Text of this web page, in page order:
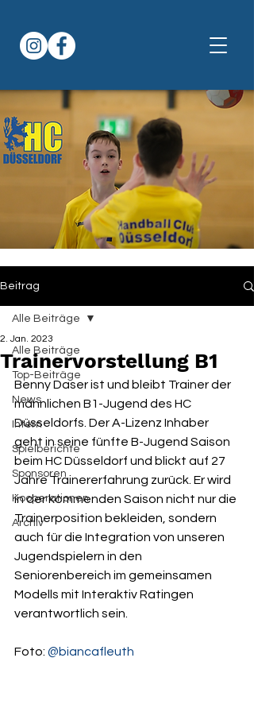
Beitrag
Alle Beiträge
Top-Beiträge
News
Intern
Spielberichte
Sponsoren
Kooperationen
Archiv
Alle Beiträge
Trainervorstellung B1
2. Jan. 2023
Benny Daser ist und bleibt Trainer der
männlichen B1-Jugend des HC
Düsseldorfs. Der A-Lizenz Inhaber
geht in seine fünfte B-Jugend Saison
beim HC Düsseldorf und blickt auf 27
Jahre Trainererfahrung zurück. Er wird
in der kommenden Saison nicht nur die
Trainerposition bekleiden, sondern
auch für die Integration von unseren
Jugendspielern in den
Seniorenbereich im gemeinsamen
Modells mit Interaktiv Ratingen
verantwortlich sein.
Foto: @biancafleuth